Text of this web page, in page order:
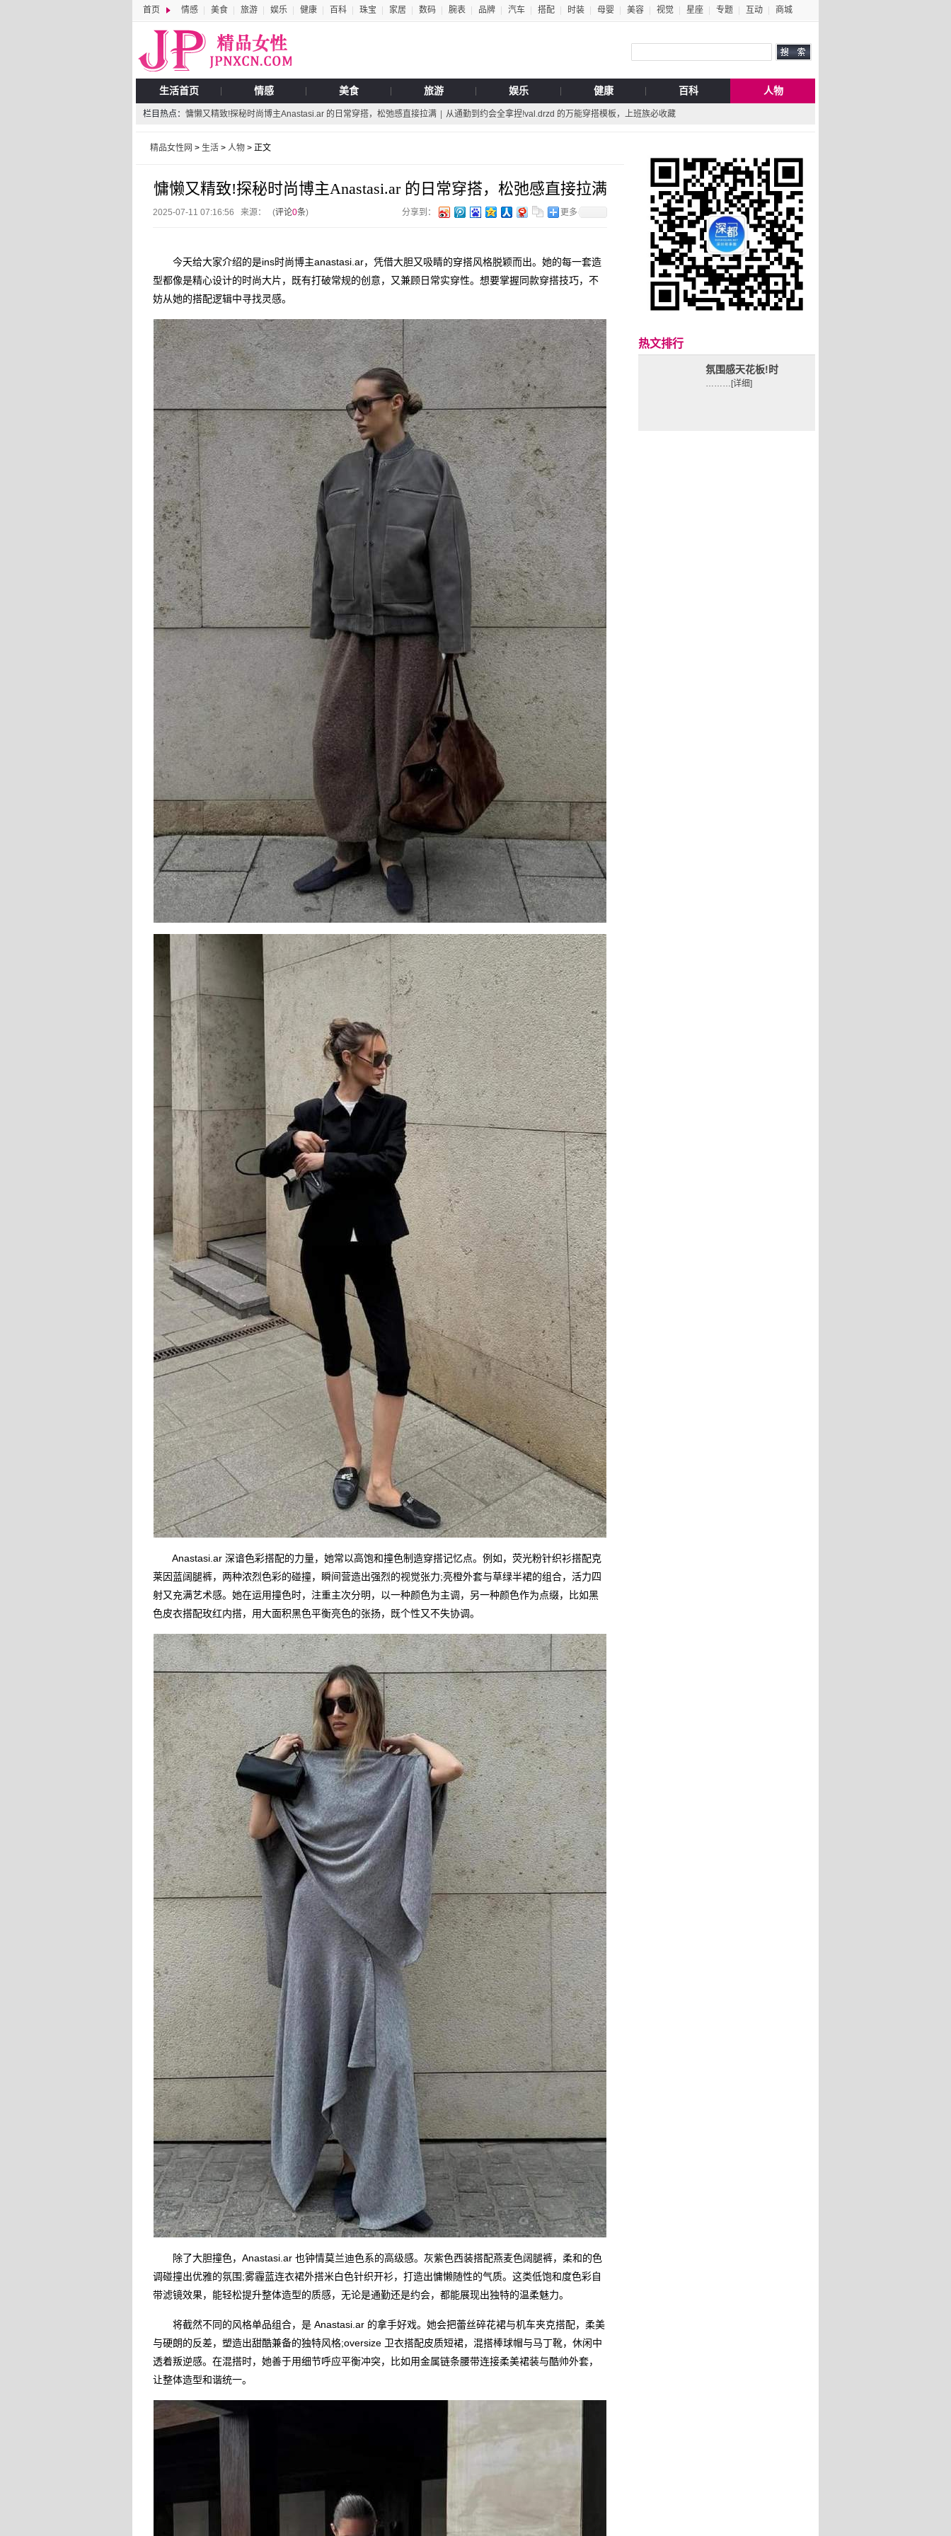
首页 情感 美食 旅游 娱乐 健康 百科 珠宝 家居 数码 腕表 品牌 汽车 搭配 时装 母婴 美容 视觉 星座 专题 互动 商城
生活首页 情感 美食 旅游 娱乐 健康 百科 人物
栏目热点： 慵懒又精致!探秘时尚博主Anastasi.ar 的日常穿搭，松弛感直接拉满 从通勤到约会全拿捏!val.drzd 的万能穿搭模板，上班族必收藏
精品女性网 > 生活 > 人物 > 正文
慵懒又精致!探秘时尚博主Anastasi.ar 的日常穿搭，松弛感直接拉满
2025-07-11 07:16:56 来源： (评论0条) 分享到： 更多
今天给大家介绍的是ins时尚博主anastasi.ar，凭借大胆又吸睛的穿搭风格脱颖而出。她的每一套造
型都像是精心设计的时尚大片，既有打破常规的创意，又兼顾日常实穿性。想要掌握同款穿搭技巧，不
妨从她的搭配逻辑中寻找灵感。
Anastasi.ar 深谙色彩搭配的力量，她常以高饱和撞色制造穿搭记忆点。例如，荧光粉针织衫搭配克
莱因蓝阔腿裤，两种浓烈色彩的碰撞，瞬间营造出强烈的视觉张力;亮橙外套与草绿半裙的组合，活力四
射又充满艺术感。她在运用撞色时，注重主次分明，以一种颜色为主调，另一种颜色作为点缀，比如黑
色皮衣搭配玫红内搭，用大面积黑色平衡亮色的张扬，既个性又不失协调。
除了大胆撞色，Anastasi.ar 也钟情莫兰迪色系的高级感。灰紫色西装搭配燕麦色阔腿裤，柔和的色
调碰撞出优雅的氛围;雾霾蓝连衣裙外搭米白色针织开衫，打造出慵懒随性的气质。这类低饱和度色彩自
带滤镜效果，能轻松提升整体造型的质感，无论是通勤还是约会，都能展现出独特的温柔魅力。
将截然不同的风格单品组合，是 Anastasi.ar 的拿手好戏。她会把蕾丝碎花裙与机车夹克搭配，柔美
与硬朗的反差，塑造出甜酷兼备的独特风格;oversize 卫衣搭配皮质短裙，混搭棒球帽与马丁靴，休闲中
透着叛逆感。在混搭时，她善于用细节呼应平衡冲突，比如用金属链条腰带连接柔美裙装与酷帅外套，
让整体造型和谐统一。
热文排行
氛围感天花板!时
……… [详细]